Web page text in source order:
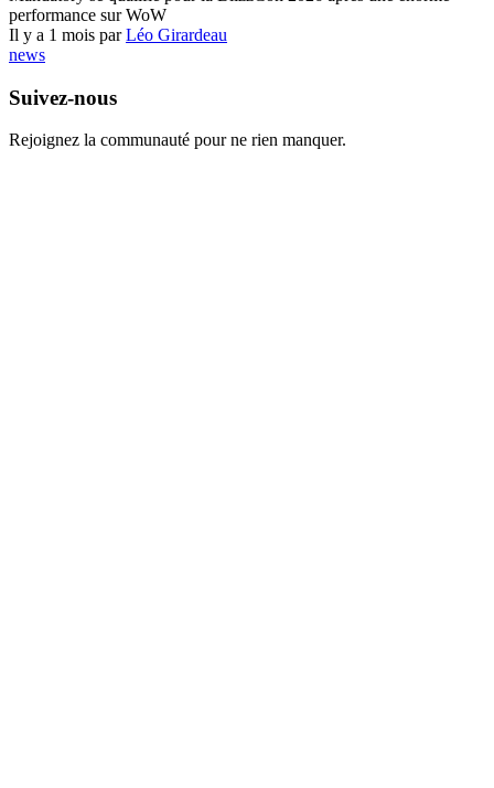
performance sur WoW
Il y a 1 mois parLéo Girardeau
news
Suivez-nous
Rejoignez la communauté pour ne rien manquer.